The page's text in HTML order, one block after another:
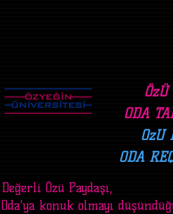
ÖzÜ
ODA
OzU
ODA
Değerli Özü Paydaşı,
Oda'ya konuk olmayı